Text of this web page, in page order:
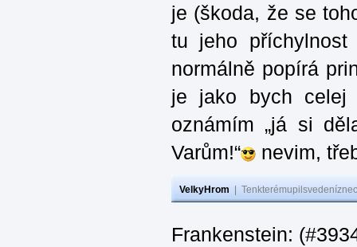
je (škoda, že se
tu jeho
normálně popírá
je jako bych celej
oznámím „já si
Varům!“
nevim,
VelkyHrom
Frankenstein: